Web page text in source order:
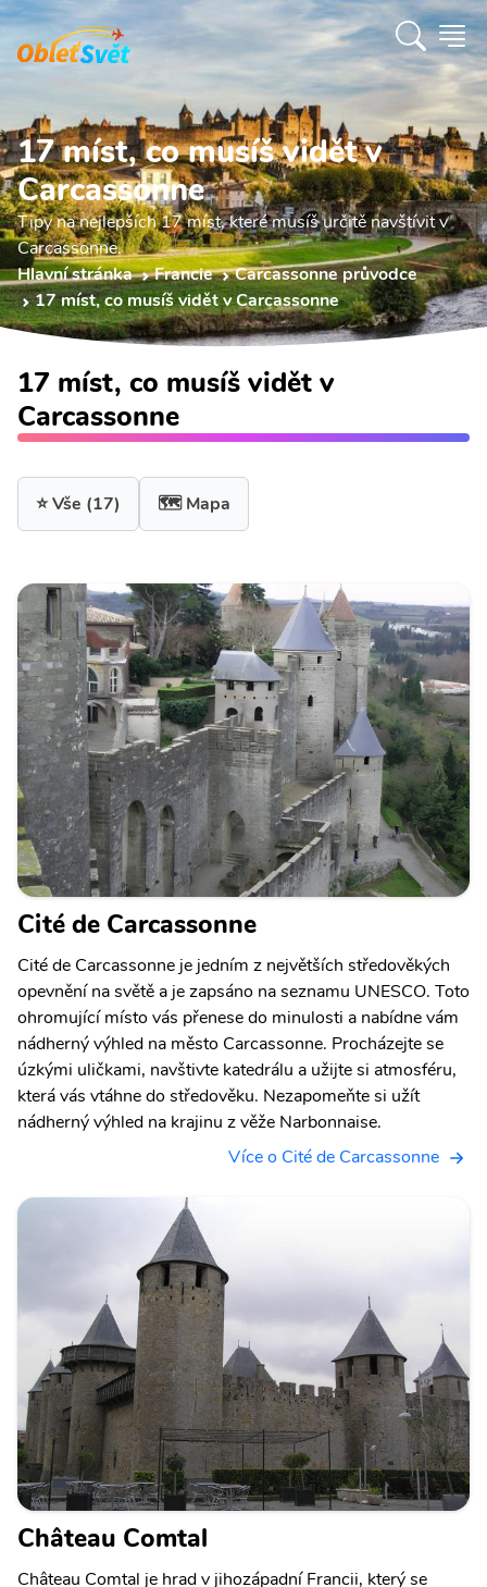
17 míst, co musíš vidět v
Carcassonne
Tipy na nejlepších 17 míst, které musíš určitě navštívit v
Carcassonne.
Hlavní stránka
Francie
Carcassonne průvodce
17 míst, co musíš vidět v Carcassonne
17 míst, co musíš vidět v
Carcassonne
⭐ Vše (17) 🗺️ Mapa
Cité de Carcassonne
Cité de Carcassonne je jedním z největších středověkých
opevnění na světě a je zapsáno na seznamu UNESCO. Toto
ohromující místo vás přenese do minulosti a nabídne vám
nádherný výhled na město Carcassonne. Procházejte se
úzkými uličkami, navštivte katedrálu a užijte si atmosféru,
která vás vtáhne do středověku. Nezapomeňte si užít
nádherný výhled na krajinu z věže Narbonnaise.
Více o Cité de Carcassonne
Château Comtal
Château Comtal je hrad v jihozápadní Francii, který se